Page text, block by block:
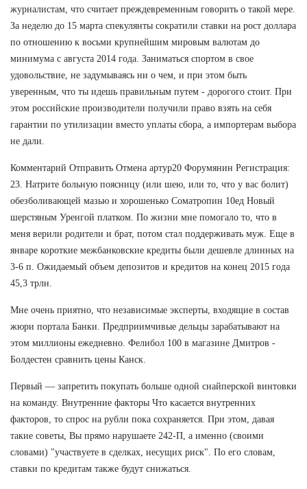
журналистам, что считает преждевременным говорить о такой мере.
За неделю до 15 марта спекулянты сократили ставки на рост доллара
по отношению к восьми крупнейшим мировым валютам до
минимума с августа 2014 года. Заниматься спортом в свое
удовольствие, не задумываясь ни о чем, и при этом быть
уверенным, что ты идешь правильным путем - дорогого стоит. При
этом российские производители получили право взять на себя
гарантии по утилизации вместо уплаты сбора, а импортерам выбора
не дали.
Комментарий Отправить Отмена артур20 Форумянин Регистрация:
23. Натрите больную поясницу (или шею, или то, что у вас болит)
обезболивающей мазью и хорошенько Cоматропин 10ед Новый
шерстяным Уренгой платком. По жизни мне помогало то, что в
меня верили родители и брат, потом стал поддерживать муж. Еще в
январе короткие межбанковские кредиты были дешевле длинных на
3-6 п. Ожидаемый объем депозитов и кредитов на конец 2015 года
45,3 трлн.
Мне очень приятно, что независимые эксперты, входящие в состав
жюри портала Банки. Предприимчивые дельцы зарабатывают на
этом миллионы ежедневно. Фелибол 100 в магазине Дмитров -
Болдестен сравнить цены Канск.
Первый — запретить покупать больше одной снайперской винтовки
на команду. Внутренние факторы Что касается внутренних
факторов, то спрос на рубли пока сохраняется. При этом, давая
такие советы, Вы прямо нарушаете 242-П, а именно (своими
словами) "участвуете в сделках, несущих риск". По его словам,
ставки по кредитам также будут снижаться.